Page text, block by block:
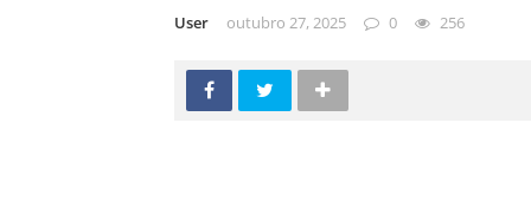
User outubro 27, 2025 0 256